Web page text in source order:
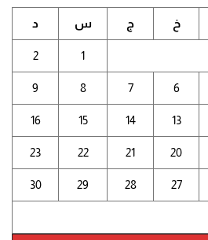
خ ج س د
1
2
6
7
8
9
13
14
15
16
20
21
22
23
27
28
29
30